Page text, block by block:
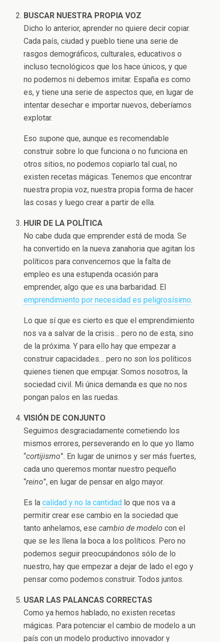
BUSCAR NUESTRA PROPIA VOZ
Dicho lo anterior, aprender no quiere decir copiar.
Cada país, ciudad y pueblo tiene una serie de
rasgos demográficos, culturales, educativos o
incluso tecnológicos que los hace únicos, y que
no podemos ni debemos imitar. España es como
es, y tiene una serie de aspectos que, en lugar de
intentar desechar e importar nuevos, deberíamos
explotar.
Eso supone que, aunque es recomendable
construir sobre lo que funciona o no funciona en
otros sitios, no podemos copiarlo tal cual, no
existen recetas mágicas. Tenemos que encontrar
nuestra propia voz, nuestra propia forma de hacer
las cosas y luego crear a partir de ella.
HUIR DE LA POLÍTICA
No cabe duda que emprender está de moda. Se
ha convertido en la nueva zanahoria que agitan los
políticos para convencernos que la falta de
empleo es una estupenda ocasión para
emprender, algo que es una barbaridad. El
emprendimiento por necesidad es peligrosísimo.
Lo que sí que es cierto es que el emprendimiento
nos va a salvar de la crisis… pero no de esta, sino
de la próxima. Y para ello hay que empezar a
construir capacidades… pero no son los políticos
quienes tienen que empujar. Somos nosotros, la
sociedad civil. Mi única demanda es que no nos
pongan palos en las ruedas.
VISIÓN DE CONJUNTO
Seguimos desgraciadamente cometiendo los
mismos errores, perseverando en lo que yo llamo
“cortijismo”. En lugar de unirnos y ser más fuertes,
cada uno queremos montar nuestro pequeño
“reino”, en lugar de pensar en algo mayor.
Es lacalidad y no la cantidad lo que nos va a
permitir crear ese cambio en la sociedad que
tanto anhelamos, esecambio de modelo con el
que se les llena la boca a los políticos. Pero no
podemos seguir preocupándonos sólo de lo
nuestro, hay que empezar a dejar de lado el ego y
pensar como podemos construir. Todos juntos.
USAR LAS PALANCAS CORRECTAS
Como ya hemos hablado, no existen recetas
mágicas. Para potenciar el cambio de modelo a un
país con un modelo productivo innovador y